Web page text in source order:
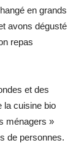
en grands
avons dégusté
repas
et des
la cuisine bio
ménagers »
de personnes.